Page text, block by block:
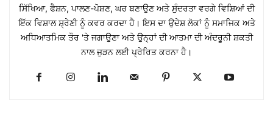
ਸਿੱਖਿਆ, ਫੈਸ਼ਨ, ਪਾਲਣ-ਪੋਸ਼ਣ, ਘਰ ਬਣਾਉਣ ਅਤੇ ਸੁੰਦਰਤਾ ਵਰਗੇ ਵਿਸ਼ਿਆਂ ਦੀ
ਇੱਕ ਵਿਸ਼ਾਲ ਸ਼੍ਰੇਣੀ ਨੂੰ ਕਵਰ ਕਰਦਾ ਹੈ। ਇਸ ਦਾ ਉਦੇਸ਼ ਲੋਕਾਂ ਨੂੰ ਸਮਾਜਿਕ ਅਤੇ
ਅਧਿਆਤਮਿਕ ਤੌਰ 'ਤੇ ਜਗਾਉਣਾ ਅਤੇ ਉਨ੍ਹਾਂ ਦੀ ਆਤਮਾ ਦੀ ਅੰਦਰੂਨੀ ਸ਼ਕਤੀ
ਨਾਲ ਜੁੜਨ ਲਈ ਪ੍ਰੇਰਿਤ ਕਰਨਾ ਹੈ।